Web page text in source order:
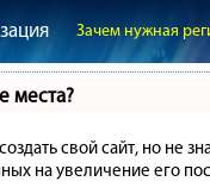
Зачем нужная
места?
свой сайт, но не
на увеличение его